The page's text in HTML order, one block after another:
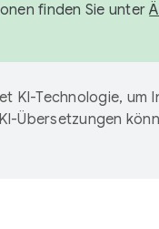
finden Sie unter
KI-Technologie, um
Übersetzungen